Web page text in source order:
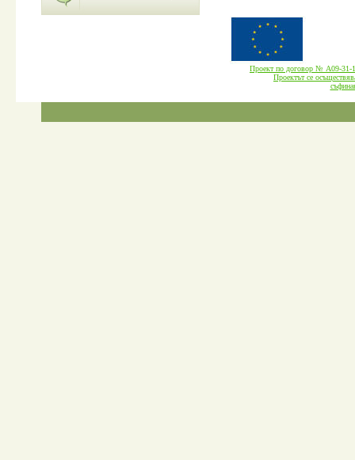
Проект по договор № А09-
Проектът се